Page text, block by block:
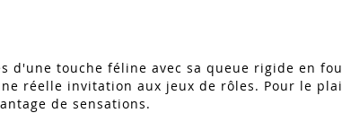
d'une touche féline avec sa queue rigide en
réelle invitation aux jeux de rôles. Pour le
de sensations.